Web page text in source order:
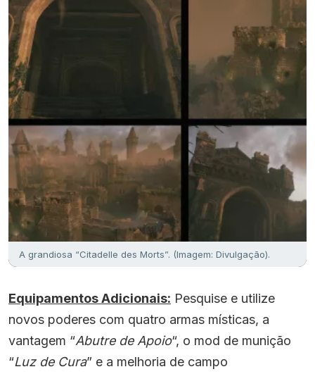
A grandiosa “Citadelle des Morts”. (Imagem: Divulgação).
Equipamentos Adicionais: Pesquise e utilize
novos poderes com quatro armas místicas, a
vantagem “Abutre de Apoio“, o mod de munição
“Luz de Cura” e a melhoria de campo